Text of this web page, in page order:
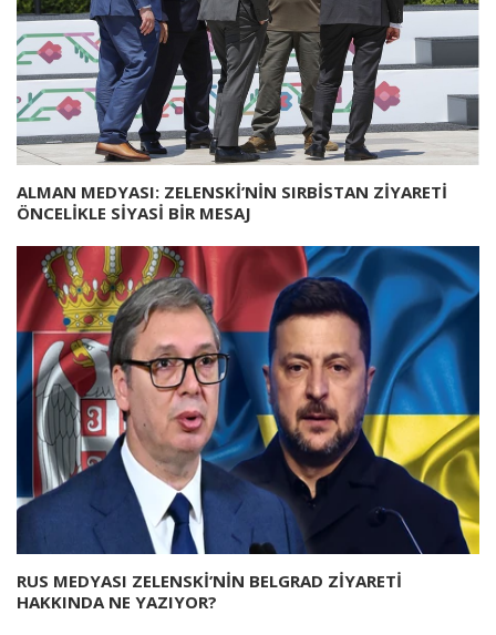
ALMAN MEDYASI: ZELENSKİ’NİN SIRBİSTAN ZİYARETİ
ÖNCELİKLE SİYASİ BİR MESAJ
RUS MEDYASI ZELENSKİ’NİN BELGRAD ZİYARETİ
HAKKINDA NE YAZIYOR?